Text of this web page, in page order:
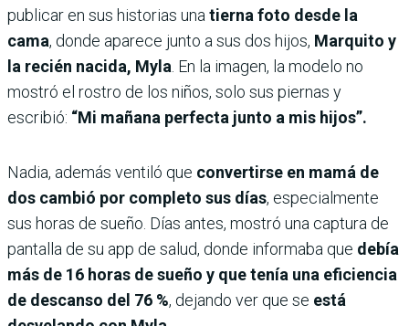
publicar en sus historias una tierna foto desde la
cama, donde aparece junto a sus dos hijos, Marquito y
la recién nacida, Myla . En la imagen, la modelo no
mostró el rostro de los niños, solo sus piernas y
escribió: “Mi mañana perfecta junto a mis hijos”.
Nadia, además ventiló que convertirse en mamá de
dos cambió por completo sus días, especialmente
sus horas de sueño. Días antes, mostró una captura de
pantalla de su app de salud, donde informaba que debía
más de 16 horas de sueño y que tenía una eficiencia
de descanso del 76 %, dejando ver que se está